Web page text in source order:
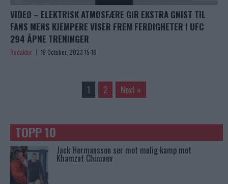
VIDEO – ELEKTRISK ATMOSFÆRE GIR EKSTRA GNIST TIL
FANS MENS KJEMPERE VISER FREM FERDIGHETER I UFC
294 ÅPNE TRENINGER
Redaktor 19 October, 2023 15:18
1 2 Next »
TOPP 10
Jack Hermansson ser mot mulig kamp mot
Khamzat Chimaev